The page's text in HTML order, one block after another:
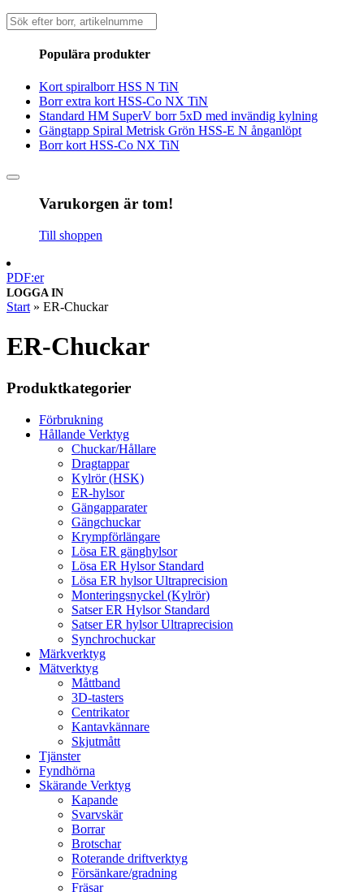
Sök
efter:
Populära produkter
Kort spiralborr HSS N TiN
Borr extra kort HSS-Co NX TiN
Standard HM SuperV borr 5xD med invändig kylning
Gängtapp Spiral Metrisk Grön HSS-E N ånganlöpt
Borr kort HSS-Co NX TiN
Varukorgen är tom!
Till shoppen
PDF:er
LOGGA IN
Start » ER-Chuckar
ER-Chuckar
Produktkategorier
Förbrukning
Hållande Verktyg
Chuckar/Hållare
Dragtappar
Kylrör (HSK)
ER-hylsor
Gängapparater
Gängchuckar
Krympförlängare
Lösa ER gänghylsor
Lösa ER Hylsor Standard
Lösa ER hylsor Ultraprecision
Monteringsnyckel (Kylrör)
Satser ER Hylsor Standard
Satser ER hylsor Ultraprecision
Synchrochuckar
Märkverktyg
Mätverktyg
Måttband
3D-tasters
Centrikator
Kantavkännare
Skjutmått
Tjänster
Fyndhörna
Skärande Verktyg
Kapande
Svarvskär
Borrar
Brotschar
Roterande driftverktyg
Försänkare/gradning
Fräsar